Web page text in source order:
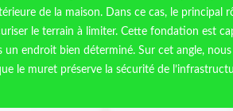
de la maison. Dans ce cas, le principal
le terrain à limiter. Cette fondation est
un endroit bien déterminé. Sur cet angle,
le muret préserve la sécurité de